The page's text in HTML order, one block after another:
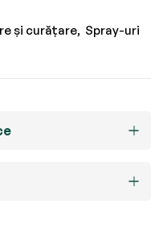
și curățare Spray-uri